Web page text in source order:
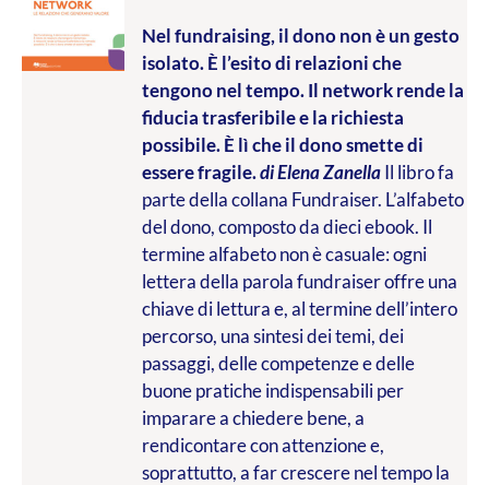
Nel fundraising, il dono non è un gesto
isolato. È l’esito di relazioni che
tengono nel tempo. Il network rende la
fiducia trasferibile e la richiesta
possibile. È lì che il dono smette di
essere fragile.di Elena ZanellaIl libro fa
parte della collana Fundraiser. L’alfabeto
del dono, composto da dieci ebook. Il
termine alfabeto non è casuale: ogni
lettera della parola fundraiser offre una
chiave di lettura e, al termine dell’intero
percorso, una sintesi dei temi, dei
passaggi, delle competenze e delle
buone pratiche indispensabili per
imparare a chiedere bene, a
rendicontare con attenzione e,
soprattutto, a far crescere nel tempo la